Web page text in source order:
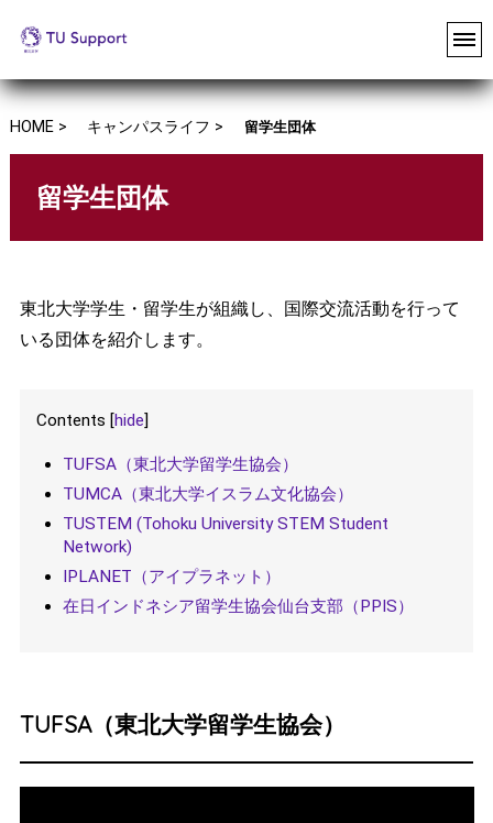
HOME > キャンパスライフ > 留学生団体
留学生団体
東北大学学生・留学生が組織し、国際交流活動を行って
いる団体を紹介します。
Contents [hide]
TUFSA（東北大学留学生協会）
TUMCA（東北大学イスラム文化協会）
TUSTEM (Tohoku University STEM Student
Network)
IPLANET（アイプラネット）
在日インドネシア留学生協会仙台支部（PPIS）
TUFSA（東北大学留学生協会）